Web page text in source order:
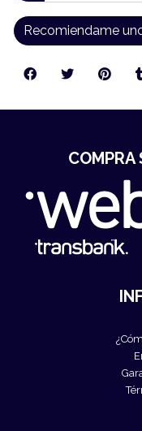
Recomiendame
COMPRA